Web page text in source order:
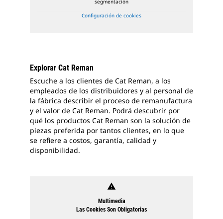
Configuración de cookies
Explorar Cat Reman
Escuche a los clientes de Cat Reman, a los
empleados de los distribuidores y al personal de
la fábrica describir el proceso de remanufactura
y el valor de Cat Reman. Podrá descubrir por
qué los productos Cat Reman son la solución de
piezas preferida por tantos clientes, en lo que
se refiere a costos, garantía, calidad y
disponibilidad.
warning
Multimedia
Las Cookies Son Obligatorias